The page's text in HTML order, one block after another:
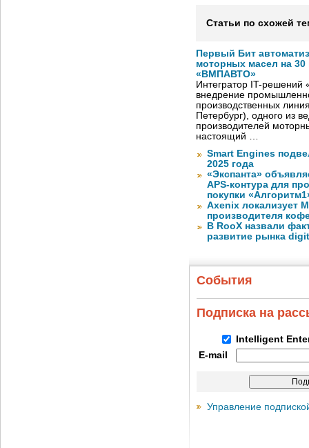
Статьи по схожей
Первый Бит
моторных масел на
«ВМПАВТО»
Интегратор IT-
внедрение
производственных
Петербург), одного из
производителей
настоящий …
Smart Engines
2025 года
«Экспанта»
APS-контура для
покупки
Axenix локализует
производителя
В RooX назвали
развитие рынка
События
Подписка на
Intelligent
E-mail
Управление